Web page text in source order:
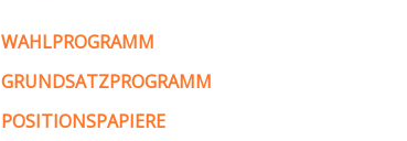
WAHLPROGRAMM
GRUNDSATZPROGRAMM
POSITIONSPAPIERE